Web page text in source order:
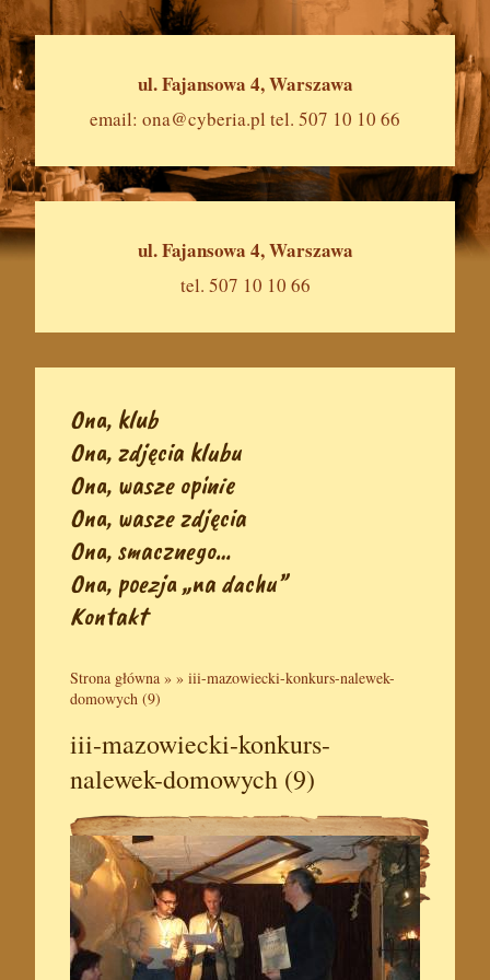
ul. Fajansowa 4, Warszawa
email: ona@cyberia.pl tel. 507 10 10 66
ul. Fajansowa 4, Warszawa
tel. 507 10 10 66
Ona, klub
Ona, zdjęcia klubu
Ona, wasze opinie
Ona, wasze zdjęcia
Ona, smacznego…
Ona, poezja „na dachu”
Kontakt
Strona główna » » iii-mazowiecki-konkurs-nalewek-
domowych (9)
iii-mazowiecki-konkurs-
nalewek-domowych (9)